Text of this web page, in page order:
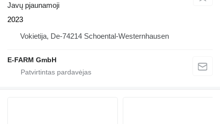
Javų pjaunamoji
2023
Vokietija, De-74214 Schoental-Westernhausen
E-FARM GmbH